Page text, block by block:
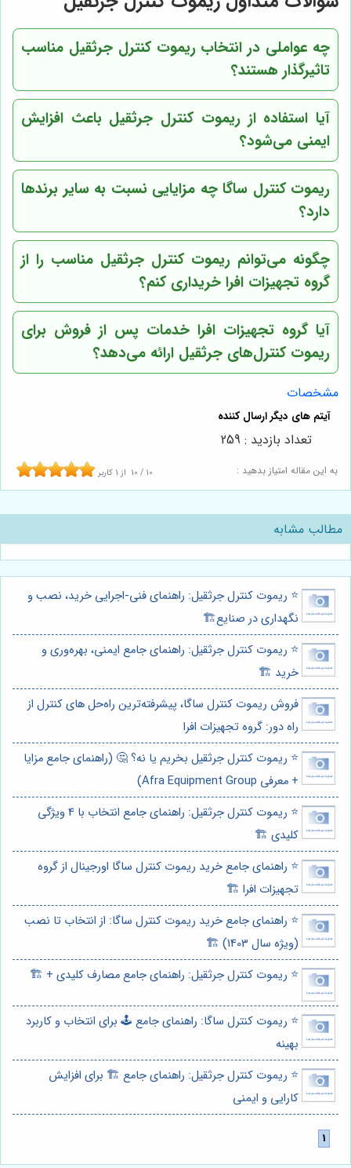
چه عواملی در انتخاب ریموت کنترل جرثقیل مناسب
تاثیرگذار هستند؟
آیا استفاده از ریموت کنترل جرثقیل باعث افزایش
ایمنی می‌شود؟
ریموت کنترل ساگا چه مزایایی نسبت به سایر برندها
دارد؟
چگونه می‌توانم ریموت کنترل جرثقیل مناسب را از
گروه تجهیزات افرا خریداری کنم؟
آیا گروه تجهیزات افرا خدمات پس از فروش برای
ریموت کنترل‌های جرثقیل ارائه می‌دهد؟
مشخصات
به این مقاله امتیاز بدهید : 10 / 10 از1 کاربر
تعداد بازدید : 259
مطالب مشابه
⭐️ ریموت کنترل جرثقیل: راهنمای فنی-اجرایی خرید، نصب و
نگهداری در صنایع🏗️
⭐️ ریموت کنترل جرثقیل: راهنمای جامع ایمنی، بهره‌وری و
خرید 🏗️
فروش ریموت کنترل ساگا، پیشرفته‌ترین راه‌حل های کنترل از
راه دور: گروه تجهیزات افرا
⭐️ ریموت کنترل جرثقیل بخریم یا نه؟ 🤔 (راهنمای جامع مزایا
+ معرفی Afra Equipment Group)
⭐️ ریموت کنترل جرثقیل: راهنمای جامع انتخاب با 4 ویژگی
کلیدی 🏗️
⭐️ راهنمای جامع خرید ریموت کنترل ساگا اورجینال از گروه
تجهیزات افرا 🏗️
⭐️ راهنمای جامع خرید ریموت کنترل ساگا: از انتخاب تا نصب
(ویژه سال 1403) 🏗️
⭐️ ریموت کنترل جرثقیل: راهنمای جامع مصارف کلیدی + 🏗️
⭐️ ریموت کنترل ساگا: راهنمای جامع 🕹️ برای انتخاب و کاربرد
بهینه
⭐️ ریموت کنترل جرثقیل: راهنمای جامع 🏗️ برای افزایش
کارایی و ایمنی